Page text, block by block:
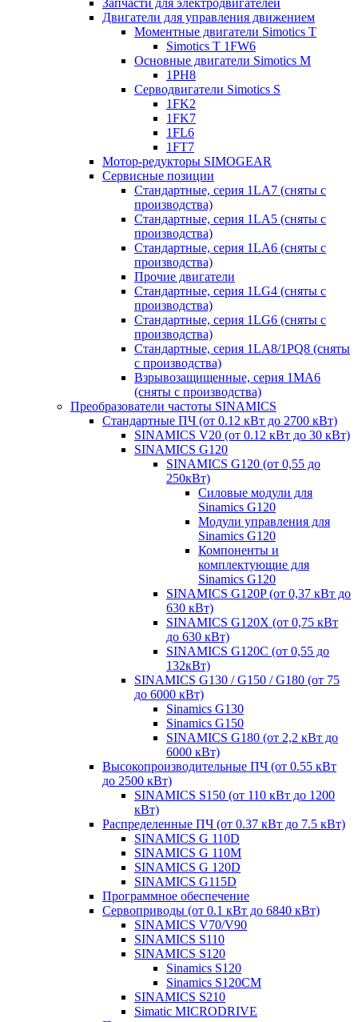
Запчасти для электродвигателей
Двигатели для управления движением
Моментные двигатели Simotics T
Simotics T 1FW6
Основные двигатели Simotics M
1PH8
Серводвигатели Simotics S
1FK2
1FK7
1FL6
1FT7
Мотор-редукторы SIMOGEAR
Сервисные позиции
Стандартные, серия 1LA7 (сняты с
производства)
Стандартные, серия 1LA5 (сняты с
производства)
Стандартные, серия 1LA6 (сняты с
производства)
Прочие двигатели
Стандартные, серия 1LG4 (сняты с
производства)
Стандартные, серия 1LG6 (сняты с
производства)
Стандартные, серия 1LA8/1PQ8 (сняты
с производства)
Взрывозащищенные, серия 1MA6
(сняты с производства)
Преобразователи частоты SINAMICS
Стандартные ПЧ (от 0.12 кВт до 2700 кВт)
SINAMICS V20 (от 0.12 кВт до 30 кВт)
SINAMICS G120
SINAMICS G120 (от 0,55 до
250кВт)
Силовые модули для
Sinamics G120
Модули управления для
Sinamics G120
Компоненты и
комплектующие для
Sinamics G120
SINAMICS G120P (от 0,37 кВт до
630 кВт)
SINAMICS G120X (от 0,75 кВт
до 630 кВт)
SINAMICS G120C (от 0,55 до
132кВт)
SINAMICS G130 / G150 / G180 (от 75
до 6000 кВт)
Sinamics G130
Sinamics G150
SINAMICS G180 (от 2,2 кВт до
6000 кВт)
Высокопроизводительные ПЧ (от 0.55 кВт
до 2500 кВт)
SINAMICS S150 (от 110 кВт до 1200
кВт)
Распределенные ПЧ (от 0.37 кВт до 7.5 кВт)
SINAMICS G 110D
SINAMICS G 110M
SINAMICS G 120D
SINAMICS G115D
Программное обеспечение
Сервоприводы (от 0.1 кВт до 6840 кВт)
SINAMICS V70/V90
SINAMICS S110
SINAMICS S120
Sinamics S120
Sinamics S120CM
SINAMICS S210
Simatic MICRODRIVE